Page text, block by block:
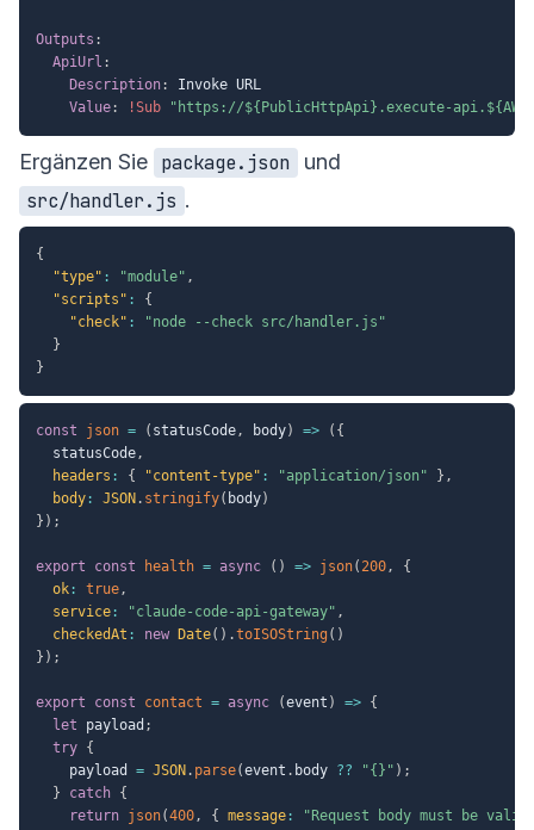
Outputs :
ApiUrl :
Description:
Invoke URL
Value: !Sub "https://${PublicHttpApi}.execute-
Ergänzen Sie package.json
und
src/handler.js .
{
"type" : "module" ,
"scripts" :
{
"check" :
"node --check src/handler.js"
}
}
const json = ( statusCode, body) => ( {
  statusCode
,
headers : { "content-type" : "application/json" } ,
body : JSON . stringify( body)
} ) ;
export const health = async ( ) => json( 200,
{
ok : true,
service : "claude-code-api-gateway" ,
checkedAt : new Date( ) .toISOString ( )
} ) ;
export const contact = async (event ) => {
let payload ;
try {
    payload
= JSON . parse(event . body ?? "{}" ) ;
}
catch {
return json(400, { message :
"Request body must be valid